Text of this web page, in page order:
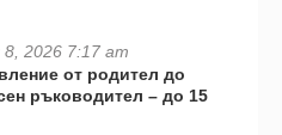
2026 7:17 am
от родител до
ръководител – до 15